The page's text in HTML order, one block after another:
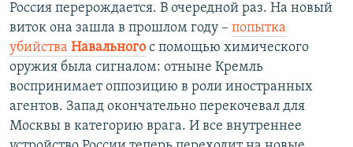
Россия перерождается. В очередной раз. На новый
виток она зашла в прошлом году – попытка
убийства Навального с помощью химического
оружия была сигналом: отныне Кремль
воспринимает оппозицию в роли иностранных
агентов. Запад окончательно перекочевал для
Москвы в категорию врага. И все внутреннее